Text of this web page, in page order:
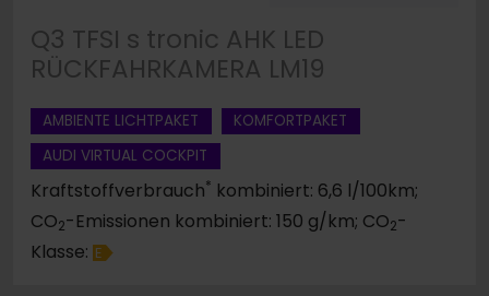
Q3 TFSI s tronic AHK LED
RÜCKFAHRKAMERA LM19
AMBIENTE LICHTPAKET
KOMFORTPAKET
AUDI VIRTUAL COCKPIT
Kraftstoffverbrauch* kombiniert: 6,6 l/100km;
CO2-Emissionen kombiniert: 150 g/km; CO2-
Klasse: E